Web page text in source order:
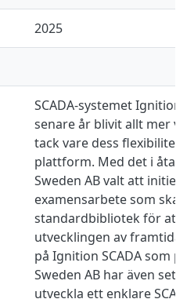
2025
SCADA-systemet Ignition
senare år blivit allt mer
tack vare dess flexibilitet
plattform. Med det i
Sweden AB valt att
examensarbete som ska
standardbibliotek för att
utvecklingen av framtida
på Ignition SCADA som
Sweden AB har även
utveckla ett enklare